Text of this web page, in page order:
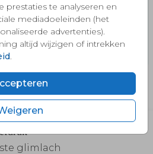
prestaties te analyseren en
mediadoeleinden (het
advertenties).
altijd wijzigen of intrekken
glimlach